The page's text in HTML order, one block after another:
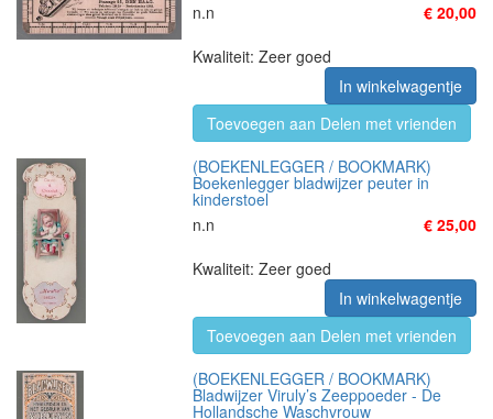
n.n
€ 20,00
Kwaliteit: Zeer goed
In winkelwagentje
Toevoegen aan Delen met vrienden
(BOEKENLEGGER / BOOKMARK)
Boekenlegger bladwijzer peuter in
kinderstoel
n.n
€ 25,00
Kwaliteit: Zeer goed
In winkelwagentje
Toevoegen aan Delen met vrienden
(BOEKENLEGGER / BOOKMARK)
Bladwijzer Viruly’s Zeeppoeder - De
Hollandsche Waschvrouw